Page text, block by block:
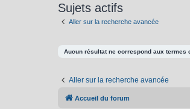
Sujets actifs
Aller sur la recherche avancée
Aucun résultat ne correspond aux termes
Aller sur la recherche avancée
Accueil du forum